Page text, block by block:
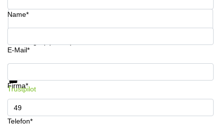
Berlin
Coworking
Hamburg
Name*
E-Mail*
Firma*
Telefon*
Infos & Preise jetzt erhalten
Trustpilot